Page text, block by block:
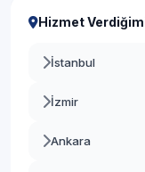
Hizmet
İstanbul
İzmir
Ankara